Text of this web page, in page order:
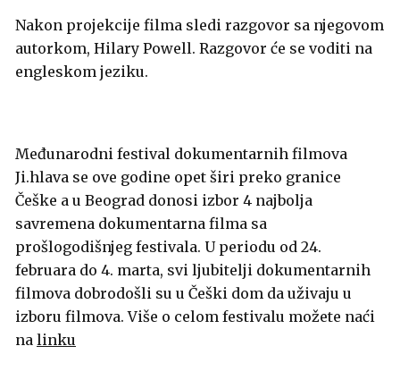
Nakon projekcije filma sledi razgovor sa njegovom
autorkom, Hilary Powell. Razgovor će se voditi na
engleskom jeziku.
Međunarodni festival dokumentarnih filmova
Ji.hlava se ove godine opet širi preko granice
Češke a u Beograd donosi izbor 4 najbolja
savremena dokumentarna filma sa
prošlogodišnjeg festivala. U periodu od 24.
februara do 4. marta, svi ljubitelji dokumentarnih
filmova dobrodošli su u Češki dom da uživaju u
izboru filmova. Više o celom festivalu možete naći
na linku